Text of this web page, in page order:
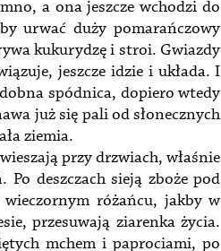
a ona jeszcze wchodzi do
urwać duży pomarańczowy
kukurydzę i stroi. Gwiazdy
jeszcze idzie i układa. I
spódnica, dopiero wtedy
już się pali od słonecznych
ziemia.
przy drzwiach, właśnie
deszczach sieją zboże pod
różańcu, jakby w
przesuwają ziarenka życia.
mchem i paprociami, po